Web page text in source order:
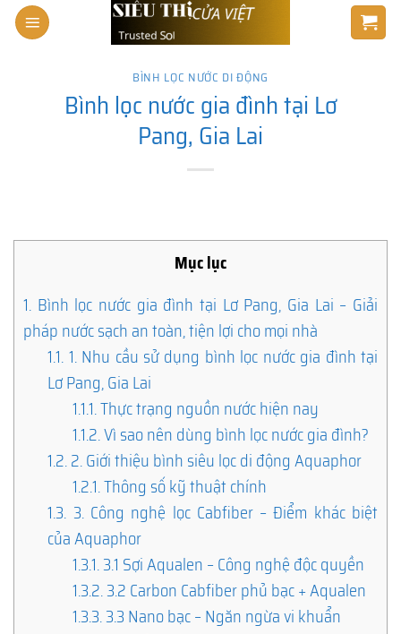
Skip
BÌNH LỌC NƯỚC DI ĐỘNG
Bình lọc nước gia đình tại Lơ
Pang, Gia Lai
Mục lục
1. Bình lọc nước gia đình tại Lơ Pang, Gia Lai – Giải
pháp nước sạch an toàn, tiện lợi cho mọi nhà
1.1. 1. Nhu cầu sử dụng bình lọc nước gia đình tại
Lơ Pang, Gia Lai
1.1.1.Thực trạng nguồn nước hiện nay
1.1.2.Vì sao nên dùng bình lọc nước gia đình?
1.2.2. Giới thiệu bình siêu lọc di động Aquaphor
1.2.1.Thông số kỹ thuật chính
1.3. 3. Công nghệ lọc Cabfiber – Điểm khác biệt
của Aquaphor
1.3.1.3.1 Sợi Aqualen – Công nghệ độc quyền
1.3.2.3.2 Carbon Cabfiber phủ bạc + Aqualen
1.3.3.3.3 Nano bạc – Ngăn ngừa vi khuẩn